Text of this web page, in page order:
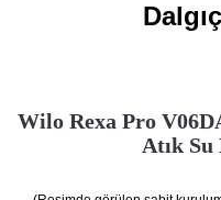
Wilo Rexa Pro
Atık Su